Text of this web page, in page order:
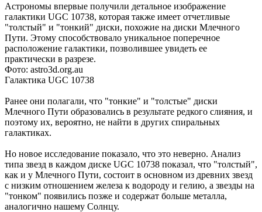
Астрономы впервые получили детальное изображение
галактики UGC 10738, которая также имеет отчетливые
"толстый" и "тонкий" диски, похожие на диски Млечного
Пути. Этому способствовало уникальное поперечное
расположение галактики, позволившее увидеть ее
практически в разрезе.
Фото: astro3d.org.au
Галактика UGC 10738
Ранее они полагали, что "тонкие" и "толстые" диски
Млечного Пути образовались в результате редкого слияния, и
поэтому их, вероятно, не найти в других спиральных
галактиках.
Но новое исследование показало, что это неверно. Анализ
типа звезд в каждом диске UGC 10738 показал, что "толстый",
как и у Млечного Пути, состоит в основном из древних звезд
с низким отношением железа к водороду и гелию, а звезды на
"тонком" появились позже и содержат больше металла,
аналогично нашему Солнцу.